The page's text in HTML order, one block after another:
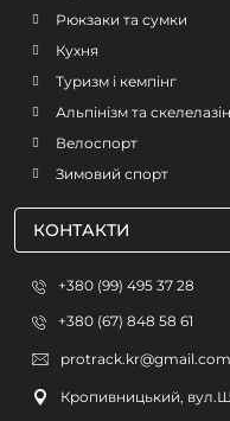
Рюкзаки та сумки
Кухня
Туризм і кемпінг
Альпінізм та
Велоспорт
Зимовий спорт
КОНТАКТИ
+380 (99) 495 37 28
+380 (67) 848 58 61
protrack.kr@gmail.com
Кропивницький,